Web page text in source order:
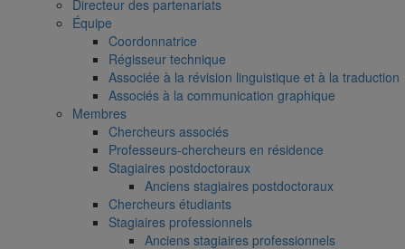
Directeur des partenariats
Équipe
Coordonnatrice
Régisseur technique
Associée à la révision linguistique et à la traduction
Associés à la communication graphique
Membres
Chercheurs associés
Professeurs-chercheurs en résidence
Stagiaires postdoctoraux
Anciens stagiaires postdoctoraux
Chercheurs étudiants
Stagiaires professionnels
Anciens stagiaires professionnels